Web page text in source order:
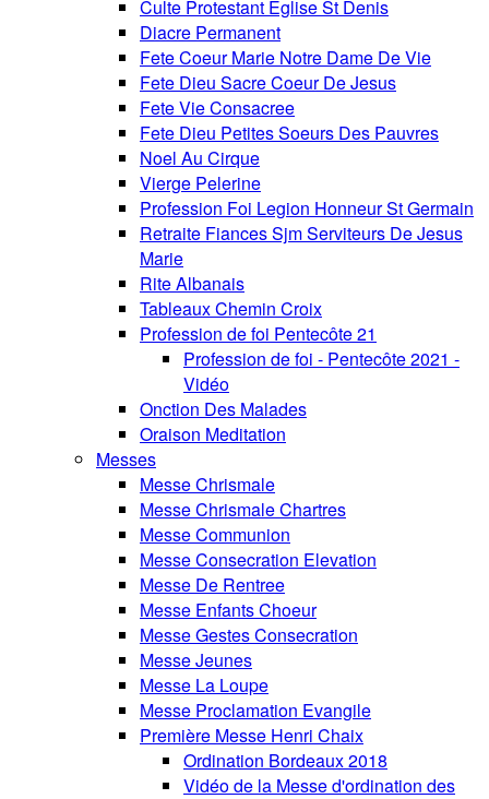
Culte Protestant Eglise St Denis
Diacre Permanent
Fete Coeur Marie Notre Dame De Vie
Fete Dieu Sacre Coeur De Jesus
Fete Vie Consacree
Fete Dieu Petites Soeurs Des Pauvres
Noel Au Cirque
Vierge Pelerine
Profession Foi Legion Honneur St Germain
Retraite Fiances Sjm Serviteurs De Jesus
Marie
Rite Albanais
Tableaux Chemin Croix
Profession de foi Pentecôte 21
Profession de foi - Pentecôte 2021 -
Vidéo
Onction Des Malades
Oraison Meditation
Messes
Messe Chrismale
Messe Chrismale Chartres
Messe Communion
Messe Consecration Elevation
Messe De Rentree
Messe Enfants Choeur
Messe Gestes Consecration
Messe Jeunes
Messe La Loupe
Messe Proclamation Evangile
Première Messe Henri Chaix
Ordination Bordeaux 2018
Vidéo de la Messe d'ordination des